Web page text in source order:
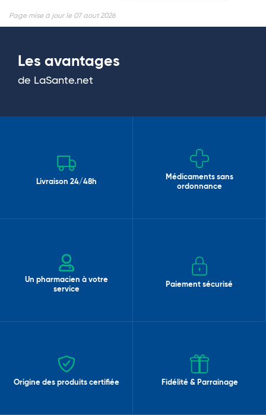
Page mise à jour le 07 aout 2026
Les avantages
de LaSante.net
Livraison 24/48h
Médicaments sans
ordonnance
Un pharmacien à votre
service
Paiement sécurisé
Origine des produits certifiée Fidélité & Parrainage